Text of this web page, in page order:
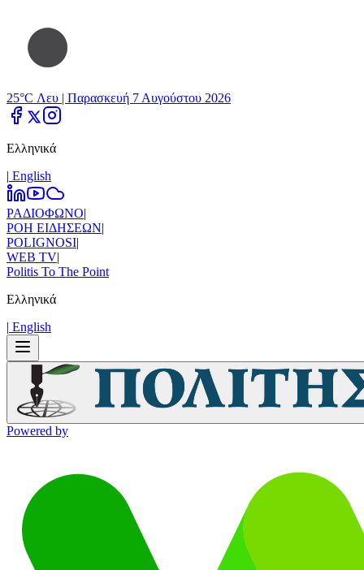
25°C Λευ | Παρασκευή 7 Αυγούστου 2026
Ελληνικά
| Εnglish
ΡΑΔΙΟΦΩΝΟ|
ΡΟΗ ΕΙΔΗΣΕΩΝ|
POLIGNOSI|
WEB TV|
Politis To The Point
Ελληνικά
| Εnglish
Powered by